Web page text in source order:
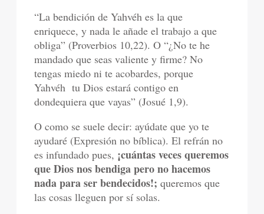
“La bendición de Yahvéh es la que
enriquece, y nada le añade el trabajo a que
obliga” (Proverbios 10,22). O “¿No te he
mandado que seas valiente y firme? No
tengas miedo ni te acobardes, porque
Yahvéh tu Dios estará contigo en
dondequiera que vayas” (Josué 1,9).
O como se suele decir: ayúdate que yo te
ayudaré (Expresión no bíblica). El refrán no
es infundado pues, ¡cuántas veces queremos
que Dios nos bendiga pero no hacemos
nada para ser bendecidos!; queremos que
las cosas lleguen por sí solas.